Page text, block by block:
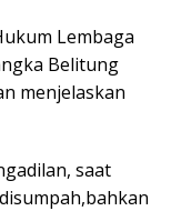
Lembaga
Belitung
menjelaskan
saat